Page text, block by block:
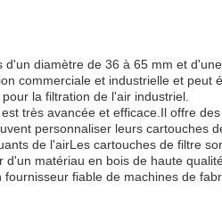
diamètre de 36 à 65 mm et
commerciale et industrielle et
la filtration de l'air industriel.
très avancée et efficace.Il offre
personnaliser leurs cartouches
de l'airLes cartouches de filtre
matériau en bois de haute
fiable de machines de